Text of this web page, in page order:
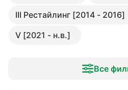
III Рестайлинг [2014 - 2016]
V [2021 - н.в.]
Все